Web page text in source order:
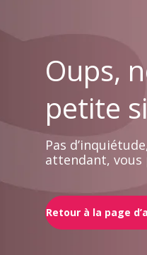
Oups,
petite
Pas
attendant, vous
Retour à la page